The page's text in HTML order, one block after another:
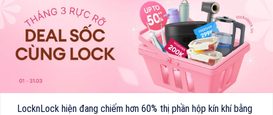
LocknLock hiện đang chiếm hơn 60% thị phần hộp kín khí bằng